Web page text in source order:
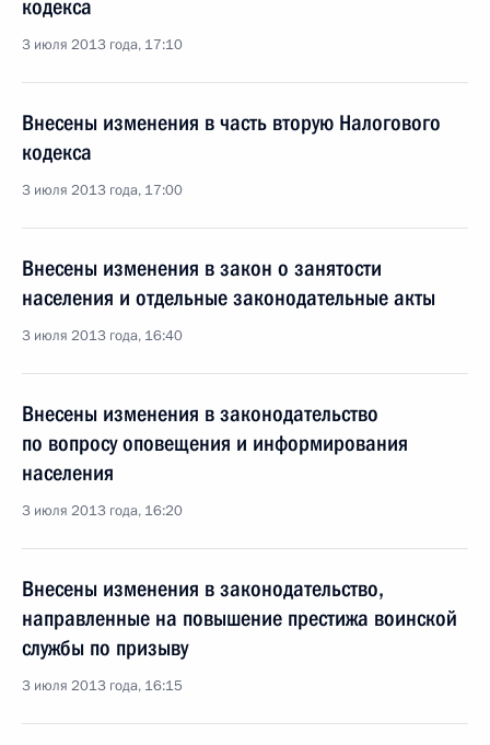
кодекса
3 июля 2013 года, 17:10
Внесены изменения в часть вторую Налогового
кодекса
3 июля 2013 года, 17:00
Внесены изменения в закон о занятости
населения и отдельные законодательные акты
3 июля 2013 года, 16:40
Внесены изменения в законодательство
по вопросу оповещения и информирования
населения
3 июля 2013 года, 16:20
Внесены изменения в законодательство,
направленные на повышение престижа воинской
службы по призыву
3 июля 2013 года, 16:15